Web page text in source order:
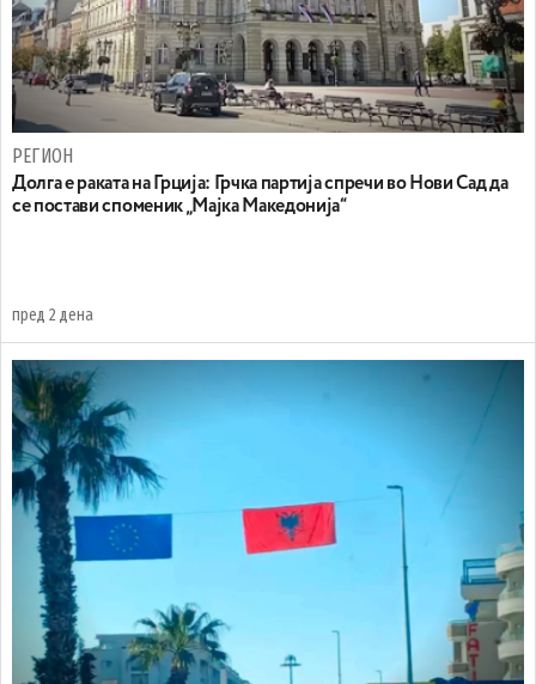
РЕГИОН
Долга е раката на Грција: Грчка партија спречи во Нови Сад да
се постави споменик „Мајка Македонија“
пред 2 дена